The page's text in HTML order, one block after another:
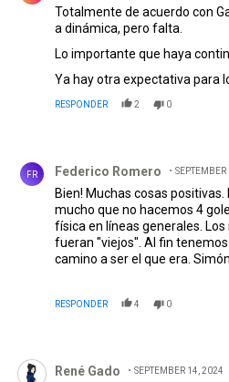
Totalmente de acuerdo con
a dinámica, pero falta.
Lo importante que haya
Ya hay otra expectativa para
RESPONDER 2 0
FR Federico Romero
Bien! Muchas cosas
mucho que no hacemos 4
física en líneas generales.
fueran "viejos". Al fin tenemos
camino a ser el que era.
convencer que es un muy
Seguimos llenando la
RESPONDER 4 0
Comentario de René Gado.
René Gado SEPTEMBER 14, 2024